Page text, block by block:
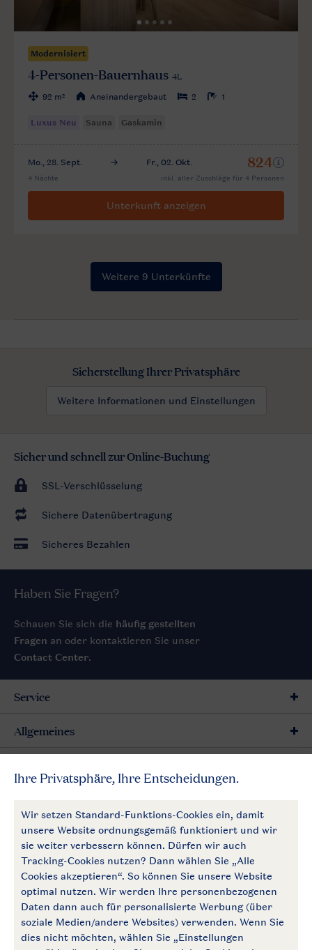
Sicherstellung Ihrer Privatsphäre
Weitere Informationen und Einstellungen
Sicher und schnell zur Online-Buchung
SSL-Verschlüsselung
Sichere Datenübertragung
Sicheres Bezahlen
Haben Sie Fragen?
Schauen Sie sich die häufig gestellten
Fragen an oder kontaktieren Sie unser
Contact Center.
Follow Us
facebookinstagram
Zum Newsletter anmelden
Service
Allgemeines